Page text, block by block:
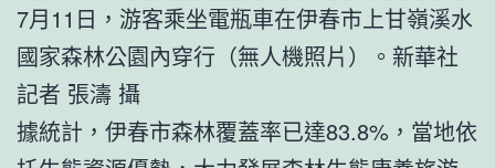
7月11日，游客乘坐電瓶車在伊春市上甘嶺溪水
國家森林公園內穿行（無人機照片）。新華社
記者 張濤 攝
據統計，伊春市森林覆蓋率已達83.8%，當地依